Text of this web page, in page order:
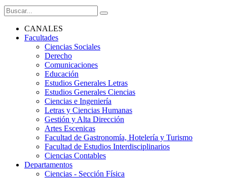
CANALES
Facultades
Ciencias Sociales
Derecho
Comunicaciones
Educación
Estudios Generales Letras
Estudios Generales Ciencias
Ciencias e Ingeniería
Letras y Ciencias Humanas
Gestión y Alta Dirección
Artes Escenicas
Facultad de Gastronomía, Hotelería y Turismo
Facultad de Estudios Interdisciplinarios
Ciencias Contables
Departamentos
Ciencias - Sección Física